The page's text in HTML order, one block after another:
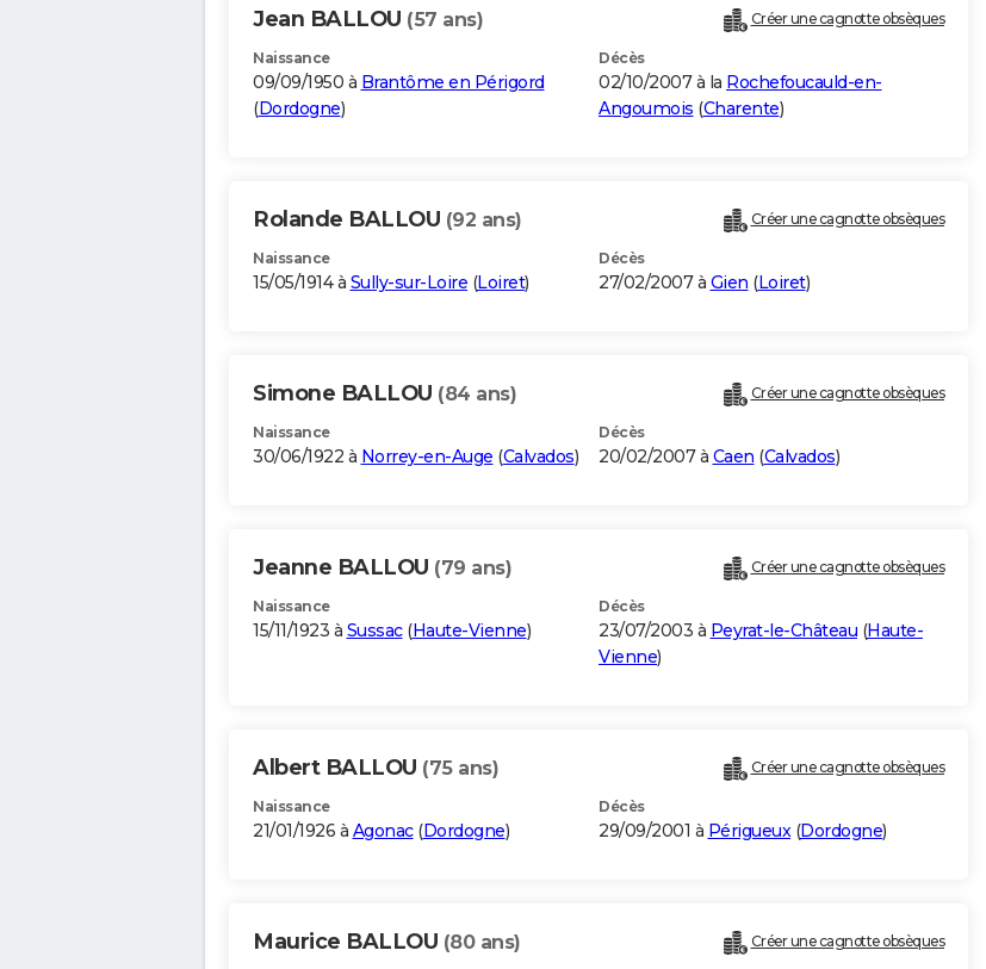
Jean BALLOU (57 ans) Créer une cagnotte obsèques
Naissance
09/09/1950 à Brantôme en Périgord
(Dordogne)
Décès
02/10/2007 à la Rochefoucauld-en-
Angoumois (Charente)
Rolande BALLOU (92 ans) Créer une cagnotte obsèques
Naissance
15/05/1914 à Sully-sur-Loire (Loiret)
Décès
27/02/2007 à Gien (Loiret)
Simone BALLOU (84 ans) Créer une cagnotte obsèques
Naissance
30/06/1922 à Norrey-en-Auge (Calvados)
Décès
20/02/2007 à Caen (Calvados)
Jeanne BALLOU (79 ans) Créer une cagnotte obsèques
Naissance
15/11/1923 à Sussac(Haute-Vienne)
Décès
23/07/2003 à Peyrat-le-Château (Haute-
Vienne)
Albert BALLOU (75 ans) Créer une cagnotte obsèques
Naissance
21/01/1926 à Agonac(Dordogne)
Décès
29/09/2001 à Périgueux(Dordogne)
Maurice BALLOU (80 ans) Créer une cagnotte obsèques